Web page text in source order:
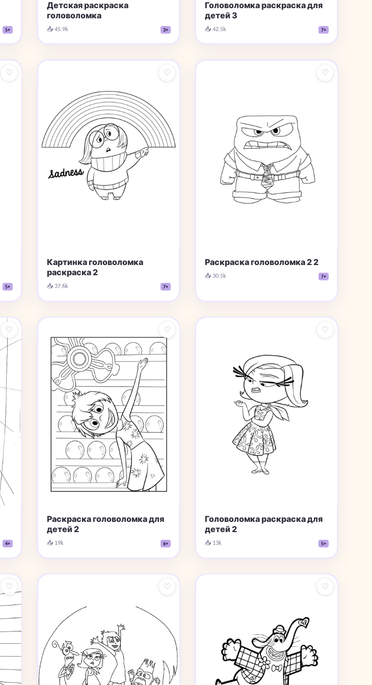
5+
Детская раскраска
головоломка
📥 45.9k 3+
Головоломка раскраска для
детей 3
📥 42.5k 7+
♡
5+
♡
Картинка головоломка
раскраска 2
📥 37.6k 7+
♡
Раскраска головоломка 2 2
📥 30.5k 7+
♡
4+
♡
Раскраска головоломка для
детей 2
📥 19k 6+
♡
Головоломка раскраска для
детей 2
📥 13k 5+
♡ ♡ ♡